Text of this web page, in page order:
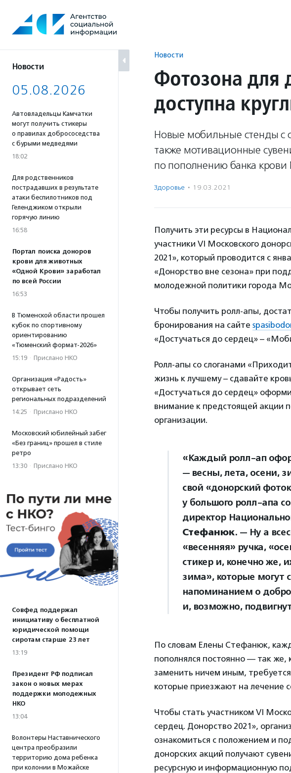
содержанию
Новости
05.08.2026
Автовладельцы Камчатки
могут получить стикеры
о правилах добрососедства
с бурыми медведями
18:02
Для родственников
пострадавших в результате
атаки беспилотников под
Геленджиком открыли
горячую линию
16:58
Портал поиска доноров
крови для животных
«Одной Крови» заработал
по всей России
16:53
В Тюменской области прошел
кубок по спортивному
ориентированию
«Тюменский формат-2026»
15:19 · Прислано НКО
Организация «Радость»
открывает сеть
региональных подразделений
14:25 · Прислано НКО
Московский юбилейный забег
«Без границ» прошел в стиле
ретро
13:30 · Прислано НКО
Совфед поддержал
инициативу о бесплатной
юридической помощи
сиротам старше 23 лет
13:19
Президент РФ подписал
закон о новых мерах
поддержки молодежных
НКО
13:04
Волонтеры Наставнического
центра преобразили
территорию дома ребенка
при колонии в Можайске
Новости
Фотозона для
доступна
Новые мобильные стенды с
также мотивационные
по пополнению банка
Здоровье · 19.03.2021
Получить эти ресурсы в
участники VI Московского
2021», который проводится с
«Донорство вне сезона» при
молодежной политики города
Чтобы получить ролл-апы,
бронирования на сайте
«Достучаться до сердец» –
Ролл-апы со слоганами
жизнь к лучшему – сдавайте
«Достучаться до сердец»
внимание к предстоящей акции
организации.
«Каждый ролл-ап
— весны, лета, осени,
свой «донорский
у большого ролл-апа
директор
Стефанюк. — Ну а
«весенняя» ручка,
стикер и, конечно же,
зима», которые могут
напоминанием о
и, возможно,
По словам Елены Стефанюк,
пополнялся постоянно — так же,
заменить ничем иным,
которые приезжают на лечение
Чтобы стать участником VI
сердец. Донорство 2021»,
ознакомиться с положением и
донорских акций получают
ресурсную и информационную